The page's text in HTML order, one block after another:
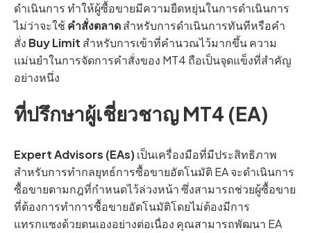
ดำเนินการ ทำให้ผู้ซื้อขายมีความยืดหยุ่นในการดำเนินการ
ไม่ว่าจะใช้คำสั่งตลาดสำหรับการดำเนินการทันทีหรือคำ
สั่ง Buy Limit สำหรับการเข้าที่คำนวณไว้มากขึ้น ความ
แม่นยำในการจัดการคำสั่งของ MT4 ถือเป็นจุดแข็งที่สำคัญ
อย่างหนึ่ง
ที่ปรึกษาผู้เชี่ยวชาญ MT4 (EA)
Expert Advisors (EAs)เป็นเครื่องมือที่มีประสิทธิภาพ
สำหรับการทำกลยุทธ์การซื้อขายอัตโนมัติ EA จะดำเนินการ
ซื้อขายตามกฎที่กำหนดไว้ล่วงหน้า ซึ่งสามารถช่วยผู้ซื้อขาย
ที่ต้องการทำการซื้อขายอัตโนมัติโดยไม่ต้องมีการ
แทรกแซงด้วยตนเองอย่างต่อเนื่อง คุณสามารถพัฒนา EA